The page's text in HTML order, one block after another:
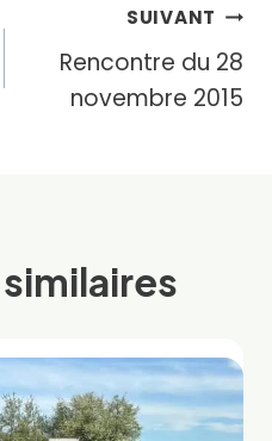
SUIVANT
Rencontre du 28
novembre 2015